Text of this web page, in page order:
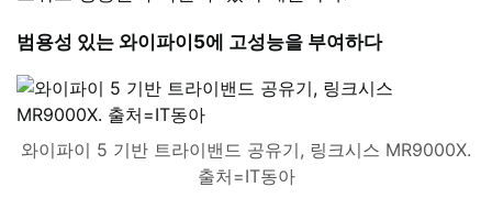
범용성 있는 와이파이5에 고성능을 부여하다
와이파이 5 기반 트라이밴드 공유기, 링크시스 MR9000X.
출처=IT동아